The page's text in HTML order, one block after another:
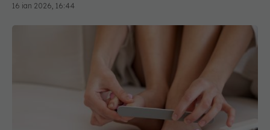
16 ian 2026, 16:44